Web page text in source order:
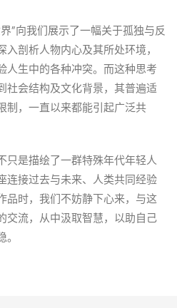
”向我们展示了一幅关于孤独与反
剖析人物内心及其所处环境，
人生中的各种冲突。而这种思考
社会结构及文化背景，其普遍适
制，一直以来都能引起广泛共
只是描绘了一群特殊年代年轻人
连接过去与未来、人类共同经验
品时，我们不妨静下心来，与这
交流，从中汲取智慧，以助自己